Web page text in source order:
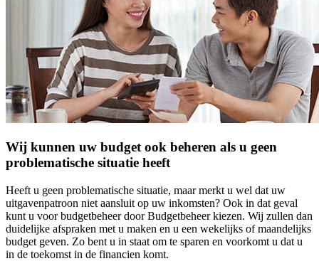
Wij kunnen uw budget ook beheren als u geen
problematische situatie heeft
Heeft u geen problematische situatie, maar merkt u wel dat uw
uitgavenpatroon niet aansluit op uw inkomsten? Ook in dat geval
kunt u voor budgetbeheer door Budgetbeheer kiezen. Wij zullen dan
duidelijke afspraken met u maken en u een wekelijks of maandelijks
budget geven. Zo bent u in staat om te sparen en voorkomt u dat u
in de toekomst in de financien komt.